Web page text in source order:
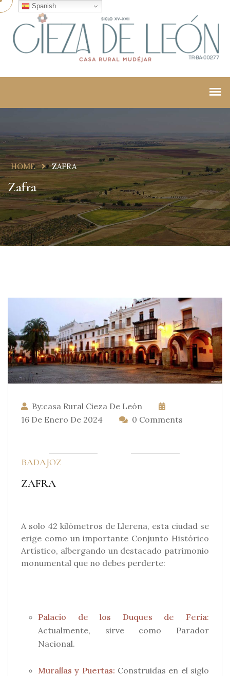
HOME ZAFRA
Zafra
By:casa Rural Cieza De León
16 De Enero De 2024
0 Comments
BADAJOZ
ZAFRA
A solo 42 kilómetros de Llerena, esta ciudad se
erige como un importante Conjunto Histórico
Artístico, albergando un destacado patrimonio
monumental que no debes perderte:
Palacio de los Duques de Feria:
Actualmente, sirve como Parador
Nacional.
Murallas y Puertas: Construidas en el siglo
Spanish